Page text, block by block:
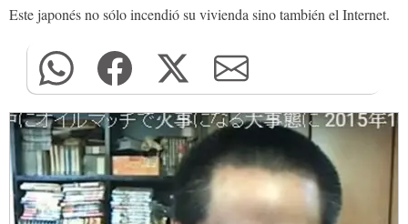
Este japonés no sólo incendió su vivienda sino también el Internet.